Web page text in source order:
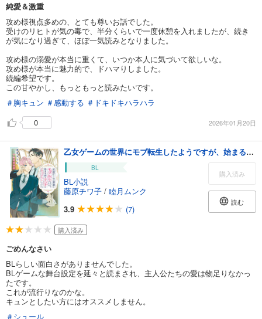
純愛＆激重
攻め様視点多めの、とても尊いお話でした。
受けのリヒトが気の毒で、半分くらいで一度休憩を入れましたが、続き
が気になり過ぎて、ほぼ一気読みとなりました。
攻め様の溺愛が本当に重くて、いつか本人に気づいて欲しいな。
攻め様が本当に魅力的で、ドハマりしました。
続編希望です。
この甘やかし、もっともっと読みたいです。
＃胸キュン ＃感動する ＃ドキドキハラハラ
0
2026年01月20日
乙女ゲームの世界にモブ転生したようですが、始まる前に王子がドロップアウトしました【電子特別版】
BL
BL小説
藤原チワ子 / 睦月ムンク
3.9
(7)
購入済み
読む
購入済み
ごめんなさい
BLらしい面白さがありませんでした。
BLゲームな舞台設定を延々と読まされ、主人公たちの愛は物足りなかっ
たです。
これが流行りなのかな。
キュンとしたい方にはオススメしません。
＃シュール